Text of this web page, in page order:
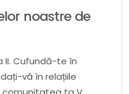
noastre de
II. Cufundă-te în
vă în relațiile